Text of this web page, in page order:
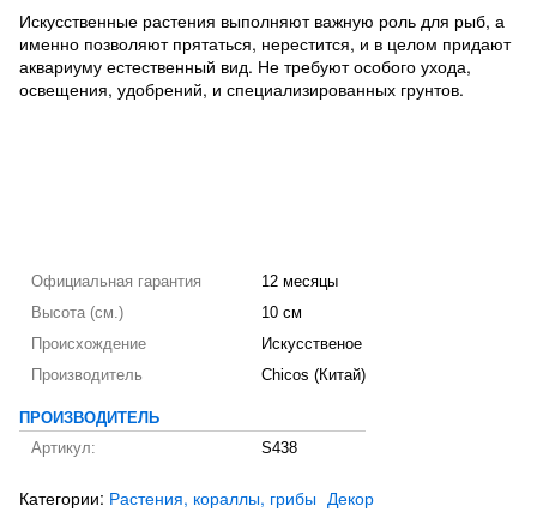
Искусственные растения выполняют важную роль для рыб, а
именно позволяют прятаться, нерестится, и в целом придают
аквариуму естественный вид. Не требуют особого ухода,
освещения, удобрений, и специализированных грунтов.
Официальная гарантия
12 месяцы
Высота (см.)
10 см
Происхождение
Искусственое
Производитель
Chicos (Китай)
ПРОИЗВОДИТЕЛЬ
Артикул:
S438
Категории: Растения, кораллы, грибы Декор